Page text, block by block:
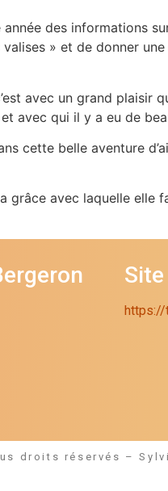
des informations
» et de donner
avec un grand plaisir
avec qui il y a eu de
cette belle aventure
avec laquelle elle
https://
droits réservés –